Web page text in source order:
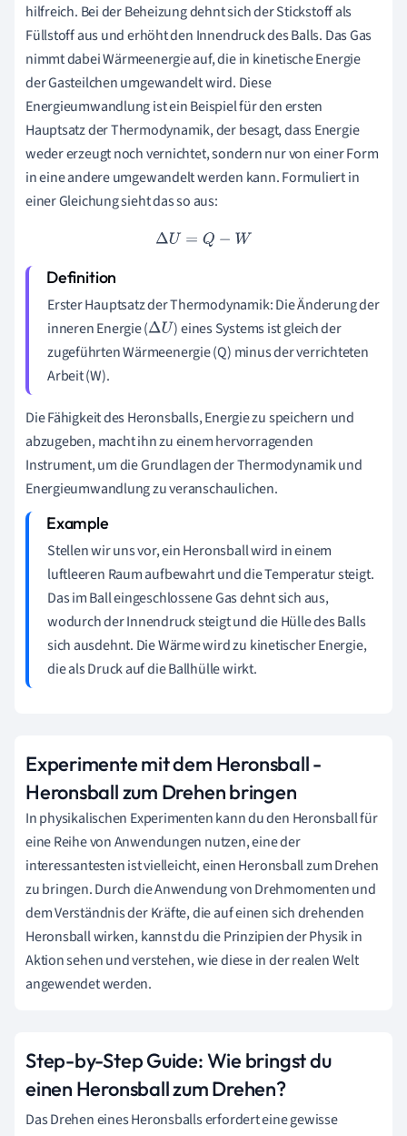
hilfreich. Bei der Beheizung dehnt sich der Stickstoff als
Füllstoff aus und erhöht den Innendruck des Balls. Das Gas
nimmt dabei Wärmeenergie auf, die in kinetische Energie
der Gasteilchen umgewandelt wird. Diese
Energieumwandlung ist ein Beispiel für den ersten
Hauptsatz der Thermodynamik, der besagt, dass Energie
weder erzeugt noch vernichtet, sondern nur von einer Form
in eine andere umgewandelt werden kann. Formuliert in
einer Gleichung sieht das so aus:
Δ U= Q− W
Erster Hauptsatz der Thermodynamik: Die Änderung der
inneren Energie (ΔU ) eines Systems ist gleich der
zugeführten Wärmeenergie (Q) minus der verrichteten
Arbeit (W).
Die Fähigkeit des Heronsballs, Energie zu speichern und
abzugeben, macht ihn zu einem hervorragenden
Instrument, um die Grundlagen der Thermodynamik und
Energieumwandlung zu veranschaulichen.
Stellen wir uns vor, ein Heronsball wird in einem
luftleeren Raum aufbewahrt und die Temperatur steigt.
Das im Ball eingeschlossene Gas dehnt sich aus,
wodurch der Innendruck steigt und die Hülle des Balls
sich ausdehnt. Die Wärme wird zu kinetischer Energie,
die als Druck auf die Ballhülle wirkt.
Experimente mit dem Heronsball -
Heronsball zum Drehen bringen
In physikalischen Experimenten kann du den Heronsball für
eine Reihe von Anwendungen nutzen, eine der
interessantesten ist vielleicht, einen Heronsball zum Drehen
zu bringen. Durch die Anwendung von Drehmomenten und
dem Verständnis der Kräfte, die auf einen sich drehenden
Heronsball wirken, kannst du die Prinzipien der Physik in
Aktion sehen und verstehen, wie diese in der realen Welt
angewendet werden.
Step-by-Step Guide: Wie bringst du
einen Heronsball zum Drehen?
Das Drehen eines Heronsballs erfordert eine gewisse